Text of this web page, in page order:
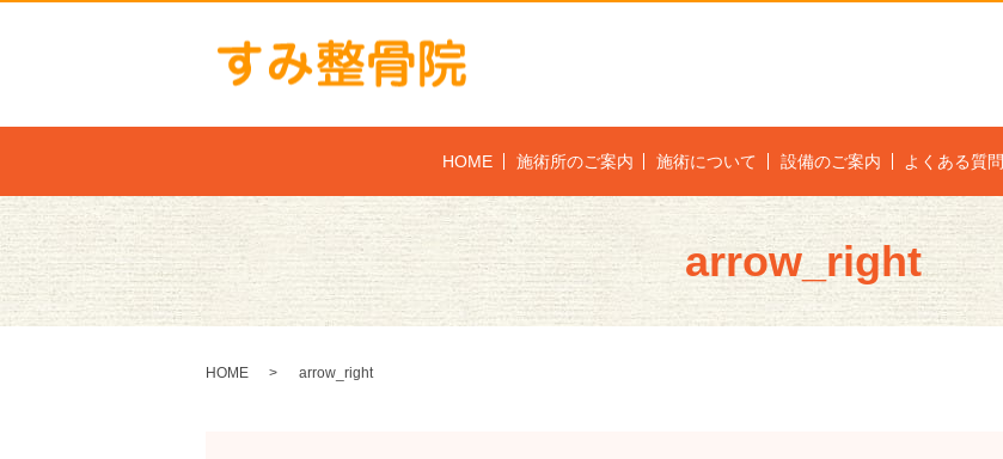
HOME 施術所のご案内 施術について 設備のご案内 よくある質問
arrow_right
HOME arrow_right